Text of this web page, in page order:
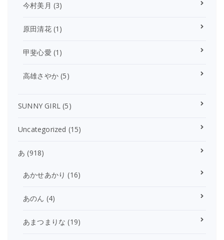
今村美月 (3)
原田清花(1)
甲斐心愛 (1)
高雄さやか (5)
SUNNY GIRL (5)
Uncategorized (15)
あ (918)
あかせあかり (16)
あのん (4)
あまつまりな (19)